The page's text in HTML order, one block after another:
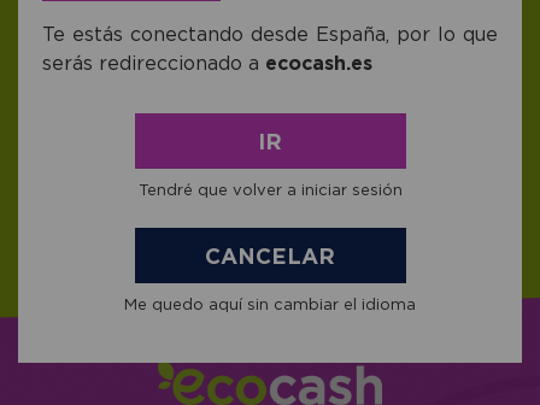
novedades y tendencias por e-mail. Puedo
darme de baja cuando quiera según lo
Política de Publicidad
Te estás conectando desde España, por lo que
serás redireccionado a ecocash.es
IR
Tendré que volver a iniciar sesión
CANCELAR
Me quedo aquí sin cambiar el idioma